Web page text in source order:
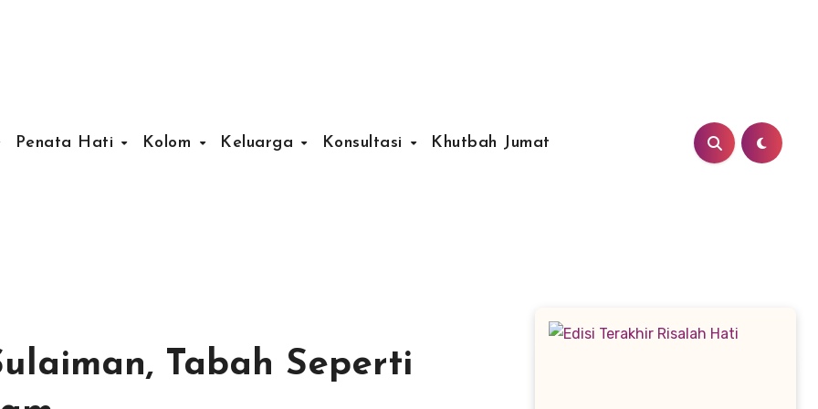
Penata Hati Kolom Keluarga Konsultasi Khutbah Jumat
Tabah Seperti